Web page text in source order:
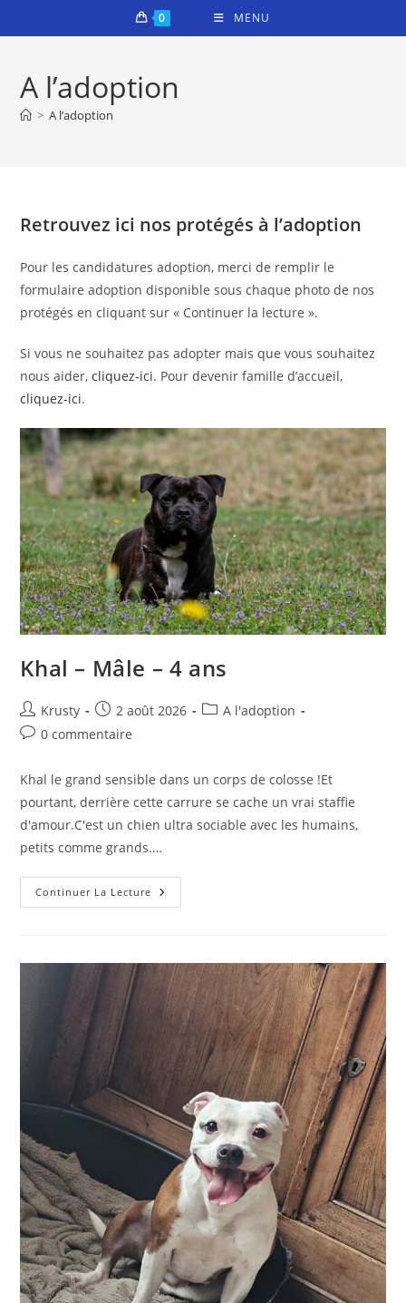
to
0 MENU
A l’adoption
> A l’adoption
Retrouvez ici nos protégés à l’adoption
Pour les candidatures adoption, merci de remplir le
formulaire adoption disponible sous chaque photo de nos
protégés en cliquant sur « Continuer la lecture ».
Si vous ne souhaitez pas adopter mais que vous souhaitez
nous aider,cliquez-ici. Pour devenir famille d’accueil,
cliquez-ici.
Khal – Mâle – 4 ans
Auteur/autrice
de
Krusty
Publication
publiée :
2 août 2026
PostA l'adoption
Commentaires
la
publication :
0 commentaire
Khal le grand sensible dans un corps de colosse !Et
pourtant, derrière cette carrure se cache un vrai staffie
d'amour.C'est un chien ultra sociable avec les humains,
petits comme grands.…
Continuer La Lecture Khal
–